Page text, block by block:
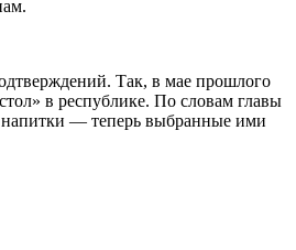
Так, в мае прошлого
в республике. По словам главы
напитки — теперь выбранные ими